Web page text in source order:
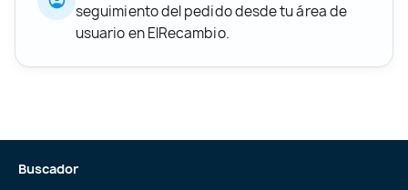
seguimiento del pedido desde tu área de
usuario en ElRecambio.
Buscador